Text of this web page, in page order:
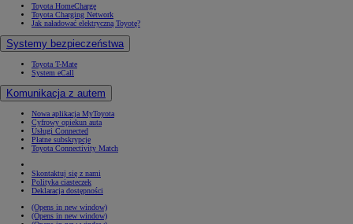
Toyota HomeCharge
Toyota Charging Network
Jak naładować elektryczną Toyotę?
Systemy bezpieczeństwa
Toyota T-Mate
System eCall
Komunikacja z autem
Nowa aplikacja MyToyota
Cyfrowy opiekun auta
Usługi Connected
Płatne subskrypcje
Toyota Connectivity Match
Skontaktuj się z nami
Polityka ciasteczek
Deklaracja dostępności
(Opens in new window)
(Opens in new window)